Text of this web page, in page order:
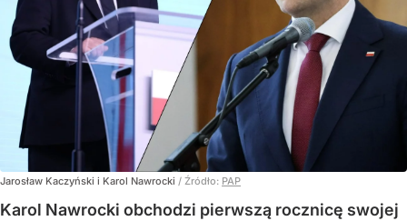
Jarosław Kaczyński i Karol Nawrocki / Źródło: PAP
Karol Nawrocki obchodzi pierwszą rocznicę swojej